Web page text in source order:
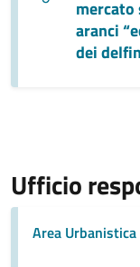
mercato
aranci
dei
Ufficio
Area Urbanistica